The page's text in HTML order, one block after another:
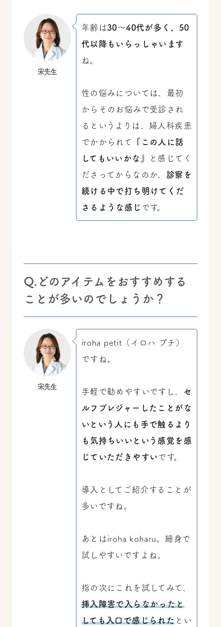
宋先生
年齢は30～40代が多く、50
代以降もいらっしゃいます
ね。
性の悩みについては、最初
からそのお悩みで受診され
るというよりは、婦人科疾患
でかかられて
『この人に話
してもいいかな』
と感じてく
ださってからなのか、 診察を
続ける中で打ち明けてくだ
さるような感じ です。
Q.どのアイテムをおすすめする
ことが多いのでしょうか？
宋先生
iroha petit（イロハ プチ）
ですね。
手軽で勧めやすいですし、 セ
ルフプレジャーしたことがな
いという人にも手で触るより
も気持ちいいという感覚を感
じていただきやすい です。
導入としてご紹介することが
多いですね。
あとはiroha koharu。細身で
試しやすいですよね。
指の次にこれを試してみて、
挿入障害で入らなかったと
しても入口で感じられた とい